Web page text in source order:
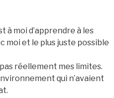
à moi d’apprendre à les
moi et le plus juste possible
pas réellement mes limites.
qui n’avaient